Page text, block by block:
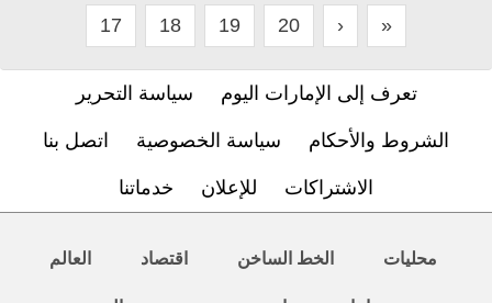
17 18 19 20 › »
تعرف إلى الإمارات اليوم سياسة التحرير
الشروط والأحكام سياسة الخصوصية اتصل بنا
الاشتراكات للإعلان خدماتنا
محليات الخط الساخن اقتصاد العالم